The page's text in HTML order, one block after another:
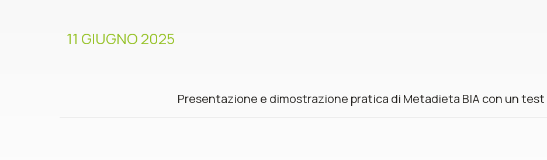
11 GIUGNO 2025
Presentazione e dimostrazione pratica di Metadieta BIA con un